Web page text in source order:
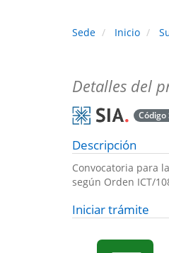
Sede Inicio
Detalles del
Descripción
Convocatoria para
según Orden ICT/
Iniciar trámite